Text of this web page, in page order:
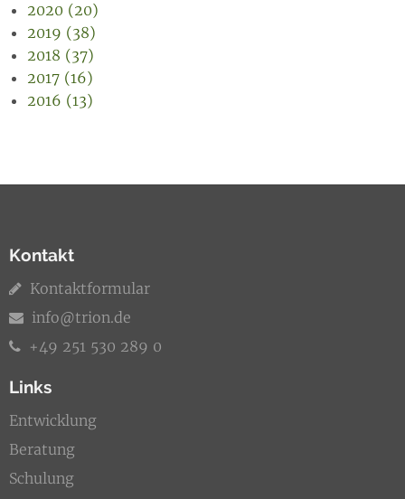
2020 (20)
2019 (38)
2018 (37)
2017 (16)
2016 (13)
Kontakt
Kontaktformular
info@trion.de
+49 251 530 289 0
Links
Entwicklung
Beratung
Schulung